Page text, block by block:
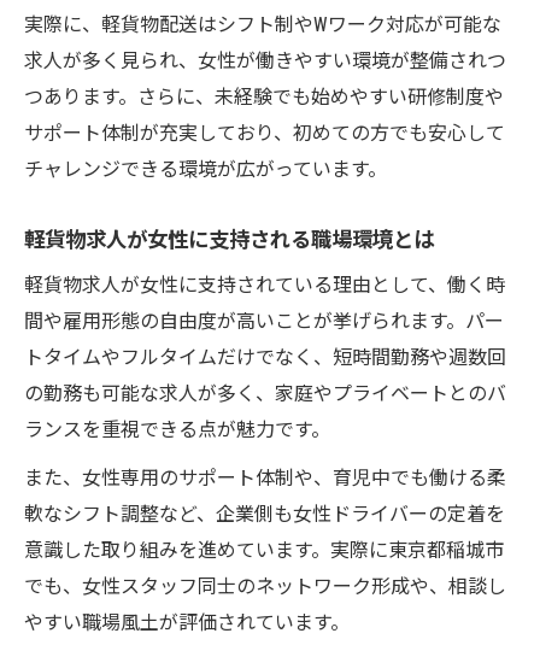
実際に、軽貨物配送はシフト制やWワーク対応が可能な
求人が多く見られ、女性が働きやすい環境が整備されつ
つあります。さらに、未経験でも始めやすい研修制度や
サポート体制が充実しており、初めての方でも安心して
チャレンジできる環境が広がっています。
軽貨物求人が女性に支持される職場環境とは
軽貨物求人が女性に支持されている理由として、働く時
間や雇用形態の自由度が高いことが挙げられます。パー
トタイムやフルタイムだけでなく、短時間勤務や週数回
の勤務も可能な求人が多く、家庭やプライベートとのバ
ランスを重視できる点が魅力です。
また、女性専用のサポート体制や、育児中でも働ける柔
軟なシフト調整など、企業側も女性ドライバーの定着を
意識した取り組みを進めています。実際に東京都稲城市
でも、女性スタッフ同士のネットワーク形成や、相談し
やすい職場風土が評価されています。